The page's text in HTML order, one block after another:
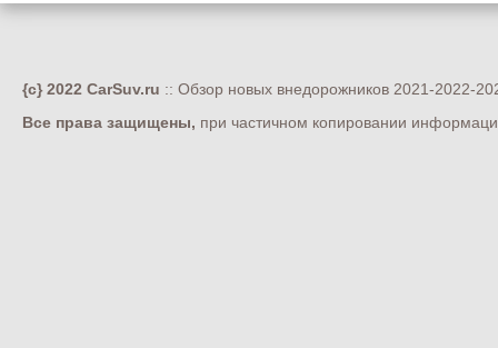
{c} 2022 CarSuv.ru :: Обзор новых внедорожников 2021-2022-
Все права защищены, при частичном копировании